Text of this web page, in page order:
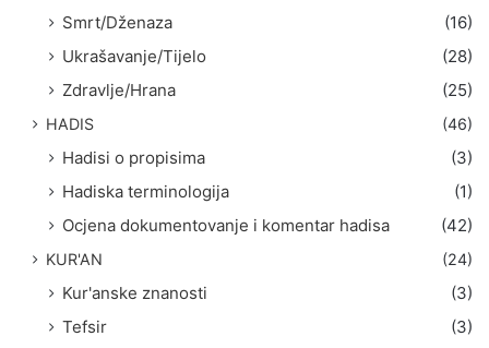
Smrt/Dženaza
(16)
Ukrašavanje/Tijelo
(28)
Zdravlje/Hrana
(25)
HADIS (46)
Hadisi o propisima
(3)
Hadiska terminologija
(1)
Ocjena dokumentovanje i komentar hadisa
(42)
KUR'AN (24)
Kur'anske znanosti
(3)
Tefsir
(3)